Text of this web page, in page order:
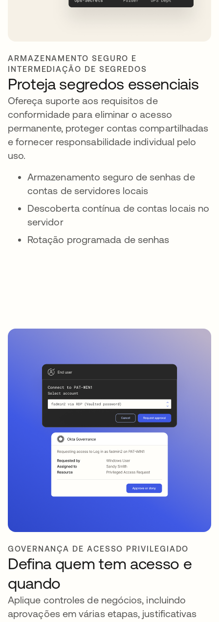
ARMAZENAMENTO SEGURO E
INTERMEDIAÇÃO DE SEGREDOS
Proteja segredos essenciais
Ofereça suporte aos requisitos de
conformidade para eliminar o acesso
permanente, proteger contas compartilhadas
e fornecer responsabilidade individual pelo
uso.
Armazenamento seguro de senhas de
contas de servidores locais
Descoberta contínua de contas locais no
servidor
Rotação programada de senhas
GOVERNANÇA DE ACESSO PRIVILEGIADO
Defina quem tem acesso e
quando
Aplique controles de negócios, incluindo
aprovações em várias etapas, justificativas